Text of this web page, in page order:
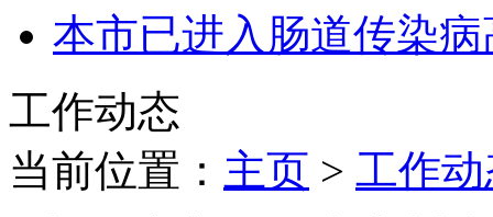
本市已进入肠道传染病
工作动态
当前位置： 主页 > 工作